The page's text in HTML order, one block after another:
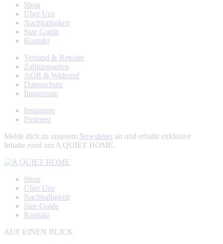
Shop
Über Uns
Nachhaltigkeit
Size Guide
Kontakt
Versand & Retoure
Zahlungsarten
AGB & Widerruf
Datenschutz
Impressum
Instagram
Pinterest
Melde dich zu unserem Newsletter an und erhalte exklusive
Inhalte rund um A QUIET HOME.
Shop
Über Uns
Nachhaltigkeit
Size Guide
Kontakt
AUF EINEN BLICK